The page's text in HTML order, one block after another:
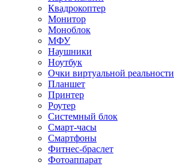
Квадрокоптер
Монитор
Моноблок
МФУ
Наушники
Ноутбук
Очки виртуальной реальности
Планшет
Принтер
Роутер
Системный блок
Смарт-часы
Смартфоны
Фитнес-браслет
Фотоаппарат